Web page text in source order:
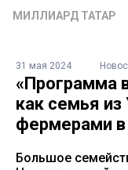
МИЛЛИАРД ТАТАР
31 мая 2024
«Программа
как семья из
фермерами в
Большое